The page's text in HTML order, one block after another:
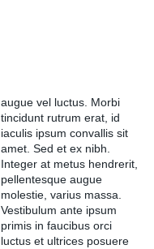
augue vel luctus. Morbi
tincidunt rutrum erat, id
iaculis ipsum convallis sit
amet. Sed et ex nibh.
Integer at metus hendrerit,
pellentesque augue
molestie, varius massa.
Vestibulum ante ipsum
primis in faucibus orci
luctus et ultrices posuere